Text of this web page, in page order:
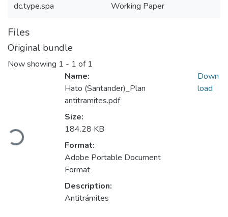
dc.type.spa Working Paper
Files
Original bundle
Now showing 1 - 1 of 1
Loading...
Name:
Hato (Santander)_Plan
antitramites.pdf
Size:
184.28 KB
Format:
Adobe Portable Document
Format
Description:
Antitrámites
Down
load